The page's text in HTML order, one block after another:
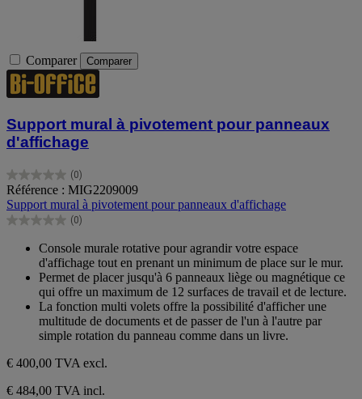
Comparer Comparer
Support mural à pivotement pour panneaux
d'affichage
(0)
0.0
sur
5
étoiles.
Référence : MIG2209009
Support mural à pivotement pour panneaux d'affichage
(0)
0.0
étoiles.
Console murale rotative pour agrandir votre espace
d'affichage tout en prenant un minimum de place sur le mur.
Permet de placer jusqu'à 6 panneaux liège ou magnétique ce
qui offre un maximum de 12 surfaces de travail et de lecture.
La fonction multi volets offre la possibilité d'afficher une
multitude de documents et de passer de l'un à l'autre par
simple rotation du panneau comme dans un livre.
€ 400,00 TVA excl.
€ 484,00 TVA incl.